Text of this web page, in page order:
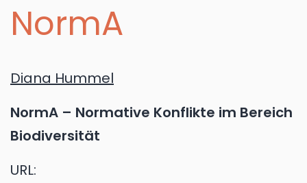
NormA
Diana Hummel
NormA – Normative Konflikte im Bereich
Biodiversität
URL: